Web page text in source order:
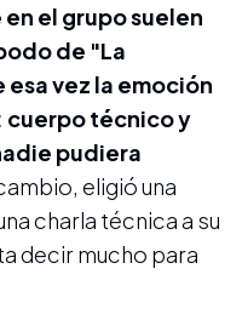
el grupo suelen
de "La
vez la emoción
cuerpo técnico y
pudiera
eligió una
charla técnica a su
decir mucho para